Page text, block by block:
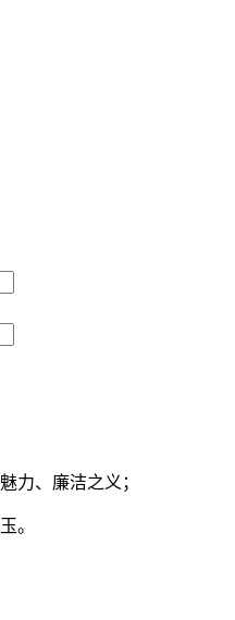
力、廉洁之义；
。